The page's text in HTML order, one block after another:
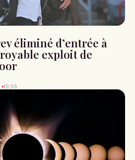
éliminé d’entrée à
exploit de
10:55